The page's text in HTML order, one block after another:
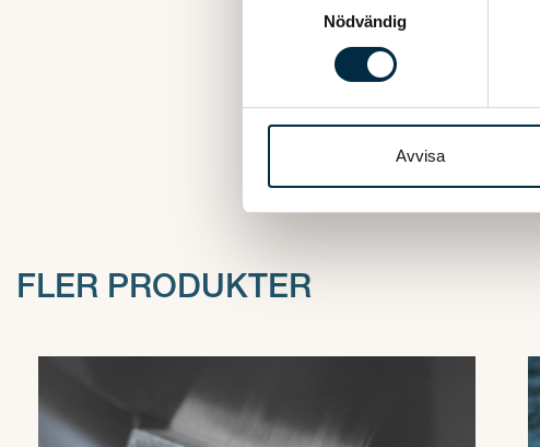
Ta reda på mer om hur dina
eller dra tillbaka ditt samtycke när
sociala medier och analysera vår
till de sociala medier och annons-
Nödvändig
Avvisa
600kr
FLER PRODUKTER